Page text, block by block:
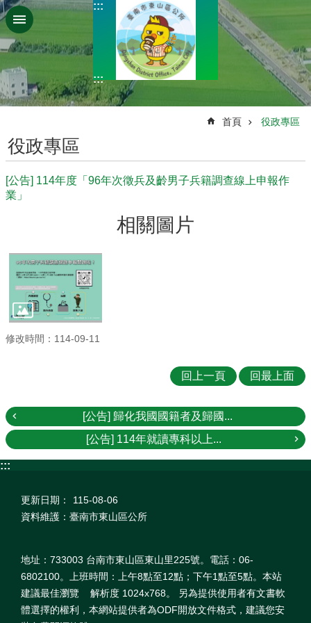
跳到主要內容區塊
:::
:::
首頁 役政專區
役政專區
[公告] 114年度「96年次徵兵及齡男子兵籍調查線上申報作
業」
相關圖片
修改時間：114-09-11
回上一頁 回最上面
[公告] 歸化我國國籍者及歸國...
[公告] 114年就讀專科以上...
:::
更新日期：
115-08-06
資料維護：臺南市東山區公所
地址：733003 台南市東山區東山里225號。電話：06-
6802100。上班時間：上午8點至12點；下午1點至5點。本站
建議最佳瀏覽 解析度 1024x768。 另為提供使用者有文書軟
體選擇的權利，本網站提供者為ODF開放文件格式，建議您安